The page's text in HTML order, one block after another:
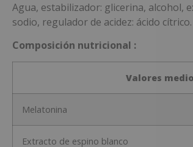
Agua, estabilizador: glicerina, alcohol,
sodio, regulador de acidez: ácido cítrico.
Composición nutricional :
Valores
Melatonina
Extracto de espino blanco